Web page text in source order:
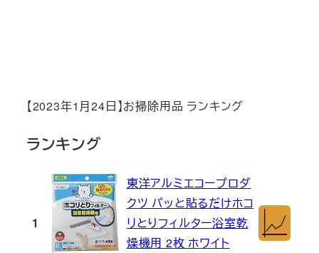
【2023年1月24日】お掃除用品 ランキング
ランキング
1
東洋アルミエコープロダ
クツ パッと貼るだけホコ
リとりフィルター浴室乾
燥機用 2枚 ホワイト